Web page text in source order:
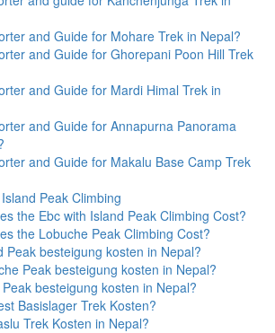
and Guide for Mohare Trek in Nepal?
and Guide for Ghorepani Poon Hill Trek
and Guide for Mardi Himal Trek in
and Guide for Annapurna Panorama
and Guide for Makalu Base Camp Trek
Peak Climbing
the Ebc with Island Peak Climbing Cost?
the Lobuche Peak Climbing Cost?
Peak besteigung kosten in Nepal?
Peak besteigung kosten in Nepal?
besteigung kosten in Nepal?
Basislager Trek Kosten?
Trek Kosten in Nepal?